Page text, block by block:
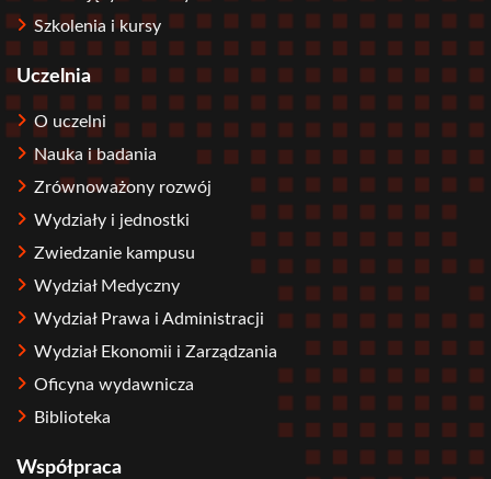
Szkolenia i kursy
Uczelnia
O uczelni
Nauka i badania
Zrównoważony rozwój
Wydziały i jednostki
Zwiedzanie kampusu
Wydział Medyczny
Wydział Prawa i Administracji
Wydział Ekonomii i Zarządzania
Oficyna wydawnicza
Biblioteka
Współpraca